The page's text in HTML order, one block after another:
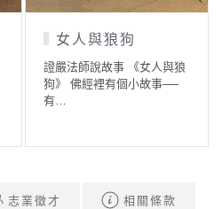
女人與狼狗
證嚴法師說故事 《女人與狼
狗》 佛經裡有個小故事──
有…
志業徵才 相關條款